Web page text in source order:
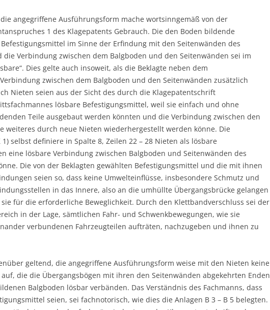
angegriffene Ausführungsform mache wortsinngemäß von der
1 des Klagepatents Gebrauch. Die den Boden bildende
im Sinne der Erfindung mit den Seitenwänden des
die Verbindung zwischen dem Balgboden und den Seitenwänden sei im
Dies gelte auch insoweit, als die Beklagte neben dem
zwischen dem Balgboden und den Seitenwänden zusätzlich
Nieten seien aus der Sicht des durch die Klagepatentschrift
lösbare Befestigungsmittel, weil sie einfach und ohne
Teile ausgebaut werden könnten und die Verbindung zwischen den
weiteres durch neue Nieten wiederhergestellt werden könne. Die
selbst definiere in Spalte 8, Zeilen 22 – 28 Nieten als lösbare
eine lösbare Verbindung zwischen Balgboden und Seitenwänden des
Die von der Beklagten gewählten Befestigungsmittel und die mit ihnen
seien so, dass keine Umwelteinflüsse, insbesondere Schmutz und
in das Innere, also an die umhüllte Übergangsbrücke gelangen
für die erforderliche Beweglichkeit. Durch den Klettbandverschluss sei der
in der Lage, sämtlichen Fahr- und Schwenkbewegungen, wie sie
verbundenen Fahrzeugteilen aufträten, nachzugeben und ihnen zu
geltend, die angegriffene Ausführungsform weise mit den Nieten keine
die die Übergangsbögen mit ihren den Seitenwänden abgekehrten Enden
Balgboden lösbar verbänden. Das Verständnis des Fachmanns, dass
seien, sei fachnotorisch, wie dies die Anlagen B 3 – B 5 belegten.